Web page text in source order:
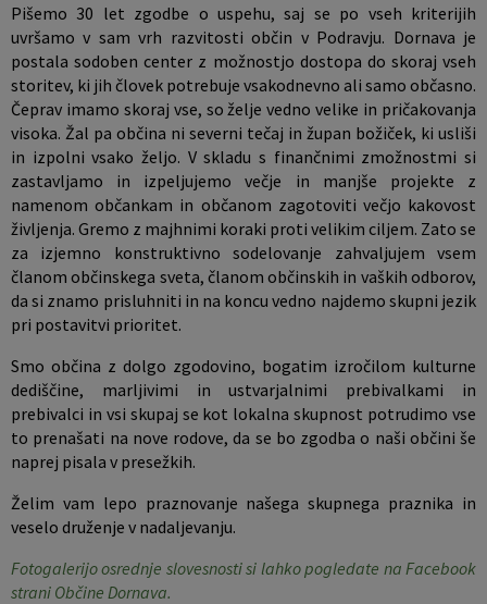
Pišemo 30 let zgodbe o uspehu, saj se po vseh kriterijih
uvršamo v sam vrh razvitosti občin v Podravju. Dornava je
postala sodoben center z možnostjo dostopa do skoraj vseh
storitev, ki jih človek potrebuje vsakodnevno ali samo občasno.
Čeprav imamo skoraj vse, so želje vedno velike in pričakovanja
visoka. Žal pa občina ni severni tečaj in župan božiček, ki usliši
in izpolni vsako željo. V skladu s finančnimi zmožnostmi si
zastavljamo in izpeljujemo večje in manjše projekte z
namenom občankam in občanom zagotoviti večjo kakovost
življenja. Gremo z majhnimi koraki proti velikim ciljem. Zato se
za izjemno konstruktivno sodelovanje zahvaljujem vsem
članom občinskega sveta, članom občinskih in vaških odborov,
da si znamo prisluhniti in na koncu vedno najdemo skupni jezik
pri postavitvi prioritet.
Smo občina z dolgo zgodovino, bogatim izročilom kulturne
dediščine, marljivimi in ustvarjalnimi prebivalkami in
prebivalci in vsi skupaj se kot lokalna skupnost potrudimo vse
to prenašati na nove rodove, da se bo zgodba o naši občini še
naprej pisala v presežkih.
Želim vam lepo praznovanje našega skupnega praznika in
veselo druženje v nadaljevanju.
Fotogalerijo osrednje slovesnosti si lahko pogledate na Facebook
strani Občine Dornava.